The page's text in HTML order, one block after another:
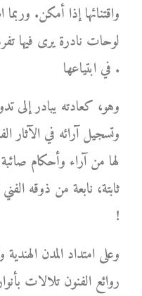
واقتنائها إذا أمكن.
لوحات نادرة يرى فيها
في ابتياعها .
وهو، كعادته يبادر إلى
وتسجيل آرائه في الآثار
لها من آراء وأحكام
ثابتة، نابعة من ذوقه
!
وعلى امتداد المدن
روائع الفنون تلالات